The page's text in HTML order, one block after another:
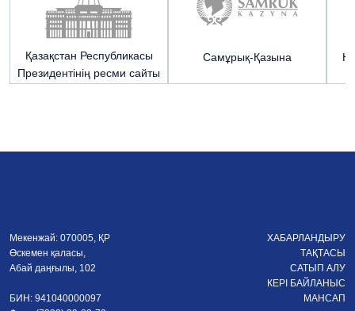
Қазақстан Республикасы
Президентінің ресми сайты
Cамұрық-Қазына
Мекенжай: 070005, ҚР
Өскемен қаласы,
Абай даңғылы, 102
БИН: 941040000097
ХАБАРЛАНДЫРУ
ТАҚТАСЫ
САТЫП АЛУ
КЕРІ БАЙЛАНЫС
МАНСАП